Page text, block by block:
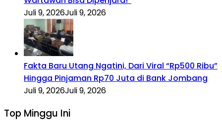
Juli 9, 2026Juli 9, 2026
Fakta Baru Utang Ngatini, Dari Viral “Rp500 Ribu”
Hingga Pinjaman Rp70 Juta di Bank Jombang
Juli 9, 2026Juli 9, 2026
Top Minggu Ini